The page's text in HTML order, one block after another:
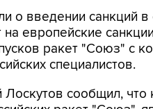
введении санкций в
европейские
ракет "Союз" с
специалистов.
сообщил, что